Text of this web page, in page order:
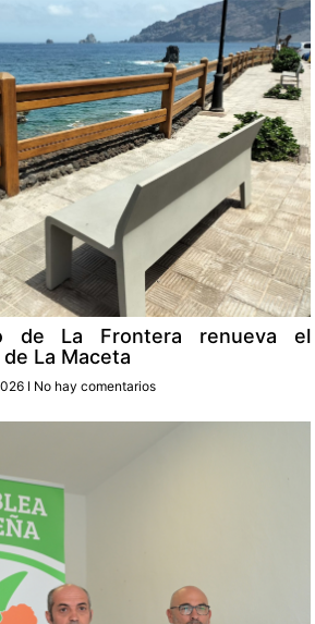
de La Frontera renueva el
La Maceta
No hay comentarios